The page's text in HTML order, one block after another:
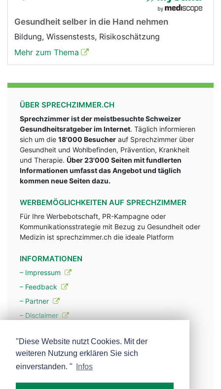
Gesundheit selber in die Hand nehmen
Bildung, Wissenstests, Risikoschätzung
Mehr zum Thema
ÜBER SPRECHZIMMER.CH
Sprechzimmer ist der meistbesuchte Schweizer
Gesundheitsratgeber im Internet. Täglich informieren
sich um die 18'000 Besucher auf Sprechzimmer über
Gesundheit und Wohlbefinden, Prävention, Krankheit
und Therapie. Über 23'000 Seiten mit fundlerten
Informationen umfasst das Angebot und täglich
kommen neue Seiten dazu.
WERBEMÖGLICHKEITEN AUF SPRECHZIMMER
Für Ihre Werbebotschaft, PR-Kampagne oder
Kommunikationsstrategie mit Bezug zu Gesundheit oder
Medizin ist sprechzimmer.ch die ideale Platform
INFORMATIONEN
– Impressum
– Feedback
– Partner
– Disclaimer
– Werbung
– Mehr über unsere Experten
"Diese Website nutzt Cookies. Mit der
weiteren Nutzung erklären Sie sich
einverstanden. "
Infos